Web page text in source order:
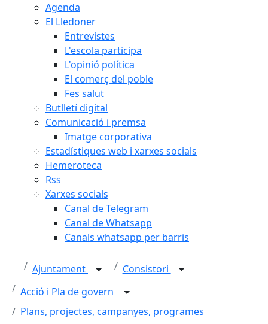
Agenda
El Lledoner
Entrevistes
L'escola participa
L'opinió política
El comerç del poble
Fes salut
Butlletí digital
Comunicació i premsa
Imatge corporativa
Estadístiques web i xarxes socials
Hemeroteca
Rss
Xarxes socials
Canal de Telegram
Canal de Whatsapp
Canals whatsapp per barris
Ajuntament
Consistori
Acció i Pla de govern
Plans, projectes, campanyes, programes